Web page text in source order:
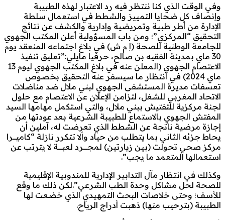
وفي الوقت الذي كنا ننتظر فيه رد الاعتبار لهذه الطبيبة
وإنصاف كل ضحايا التمييز والشطط في استعمال سلطة
الإدارة من أطر طبية وتمريضية وإدارية والكشف عن نتائج
التحقيق “المركزي”؛ ومن باب المسؤولية أعلن المكتب الجهوي
للجامعة الوطنية للصحة (إ م ش) في بلاغ اجتماعه المنعقد يوم
30 ماي بمدينة الفقيه بن صالح، حرفيا مايلي:”تعليق تنفيذ
الاعتصام الجهوي (المعلن عنه في بلاغ المكتب الجهوي ليوم 13
ماي 2024) في انتظار ما سيسفر عنه التحقيق بخصوص
تعسفات مديرة المستشفى الجهوي لبني ملال ضد مناضلات
الاتحاد المغربي للشغل، لتزامن الإعلان عن الاعتصام مع حلول
لجنة مركزية للتفتيش ببني ملال، والتي استكمل مهامها السيد
المفتش الجهوي بالاستماع للطبيبة الشرعية بعد عودتها من
إجازة مرضية ناتجة عن الشطط الذي تعرضت له، آملين أن
يحاط جزئه الثاني بما يتطلب من حياد وألا تتكرر نازلة “كاميـــرا
مركز صحي تحولت (بين زيارتين) لمجــــرد لعبــــة لا يترتب عن
استعمالها المتعمد ما يجب”.
وكذلك في انتظار مآل التدابير الإدارية للمندوبية الإقليمية
للصحة لحل مشاكل وحدة الطب الشرعي”.لكن ذلك ما وقع
للأسف؛ وحتى خلاصات البحث التمهيدي الذي خضعت لها
الطبيبة (بترحيب منها) ذهبت أدراج الرياح.